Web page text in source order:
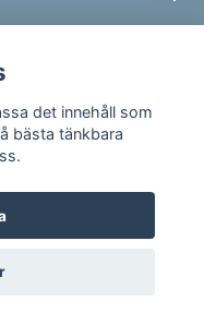
AB
det innehåll som
bästa tänkbara